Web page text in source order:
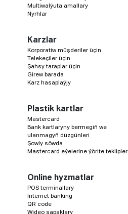
Multiwalýuta amallary
Nyrhlar
Karzlar
Korporatiw müşderiler üçin
Telekeçiler üçin
Şahsy taraplar üçin
Girew barada
Karz hasaplaýjy
Plastik kartlar
Mastercard
Bank kartlaryny bermegiň we
ulanmagyň düzgünleri
Şowly söwda
Mastercard eýelerine ýörite teklipler
Online hyzmatlar
POS terminallary
Internet banking
QR code
Wideo sapaklary